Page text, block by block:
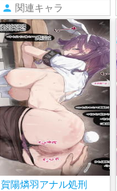
関連キャラ
賀陽燐羽アナル処刑